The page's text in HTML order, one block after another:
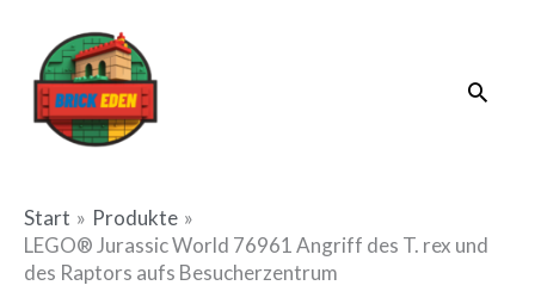
Inhalt
springen
Start
Produkte
LEGO® Jurassic World 76961 Angriff des T. rex und
des Raptors aufs Besucherzentrum